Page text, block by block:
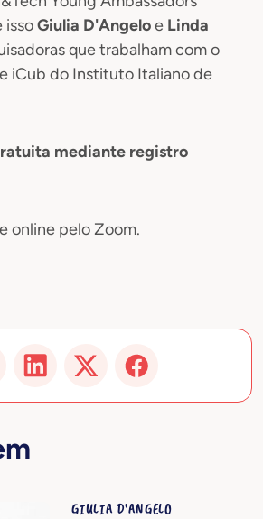
issoGiulia D'Angeloe Linda
que trabalham com o
iCub do Instituto Italiano de
mediante registro
online pelo Zoom.
GIULIA D'ANGELO